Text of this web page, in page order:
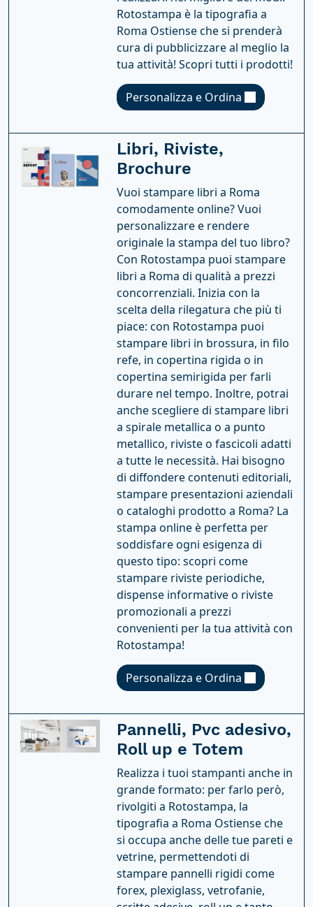
Rotostampa è la tipografia a
Roma Ostiense che si prenderà
cura di pubblicizzare al meglio la
tua attività! Scopri tutti i prodotti!
Personalizza e Ordina
Libri, Riviste,
Brochure
Vuoi stampare libri a Roma
comodamente online? Vuoi
personalizzare e rendere
originale la stampa del tuo libro?
Con Rotostampa puoi stampare
libri a Roma di qualità a prezzi
concorrenziali. Inizia con la
scelta della rilegatura che più ti
piace: con Rotostampa puoi
stampare libri in brossura, in filo
refe, in copertina rigida o in
copertina semirigida per farli
durare nel tempo. Inoltre, potrai
anche scegliere di stampare libri
a spirale metallica o a punto
metallico, riviste o fascicoli adatti
a tutte le necessità. Hai bisogno
di diffondere contenuti editoriali,
stampare presentazioni aziendali
o cataloghi prodotto a Roma? La
stampa online è perfetta per
soddisfare ogni esigenza di
questo tipo: scopri come
stampare riviste periodiche,
dispense informative o riviste
promozionali a prezzi
convenienti per la tua attività con
Rotostampa!
Personalizza e Ordina
Pannelli, Pvc adesivo,
Roll up e Totem
Realizza i tuoi stampanti anche in
grande formato: per farlo però,
rivolgiti a Rotostampa, la
tipografia a Roma Ostiense che
si occupa anche delle tue pareti e
vetrine, permettendoti di
stampare pannelli rigidi come
forex, plexiglass, vetrofanie,